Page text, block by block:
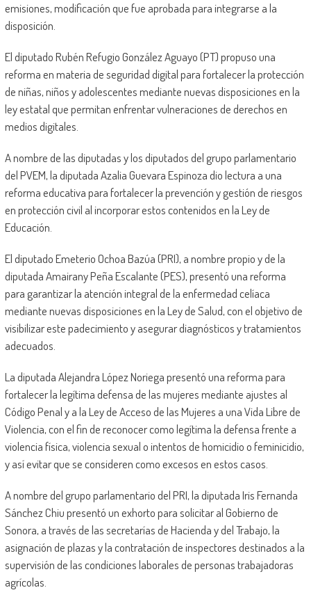
emisiones, modificación que fue aprobada para integrarse a la
disposición.
El diputado Rubén Refugio González Aguayo (PT) propuso una
reforma en materia de seguridad digital para fortalecer la protección
de niñas, niños y adolescentes mediante nuevas disposiciones en la
ley estatal que permitan enfrentar vulneraciones de derechos en
medios digitales.
A nombre de las diputadas y los diputados del grupo parlamentario
del PVEM, la diputada Azalia Guevara Espinoza dio lectura a una
reforma educativa para fortalecer la prevención y gestión de riesgos
en protección civil al incorporar estos contenidos en la Ley de
Educación.
El diputado Emeterio Ochoa Bazúa (PRI), a nombre propio y de la
diputada Amairany Peña Escalante (PES), presentó una reforma
para garantizar la atención integral de la enfermedad celíaca
mediante nuevas disposiciones en la Ley de Salud, con el objetivo de
visibilizar este padecimiento y asegurar diagnósticos y tratamientos
adecuados.
La diputada Alejandra López Noriega presentó una reforma para
fortalecer la legítima defensa de las mujeres mediante ajustes al
Código Penal y a la Ley de Acceso de las Mujeres a una Vida Libre de
Violencia, con el fin de reconocer como legítima la defensa frente a
violencia física, violencia sexual o intentos de homicidio o feminicidio,
y así evitar que se consideren como excesos en estos casos.
A nombre del grupo parlamentario del PRI, la diputada Iris Fernanda
Sánchez Chiu presentó un exhorto para solicitar al Gobierno de
Sonora, a través de las secretarías de Hacienda y del Trabajo, la
asignación de plazas y la contratación de inspectores destinados a la
supervisión de las condiciones laborales de personas trabajadoras
agrícolas.